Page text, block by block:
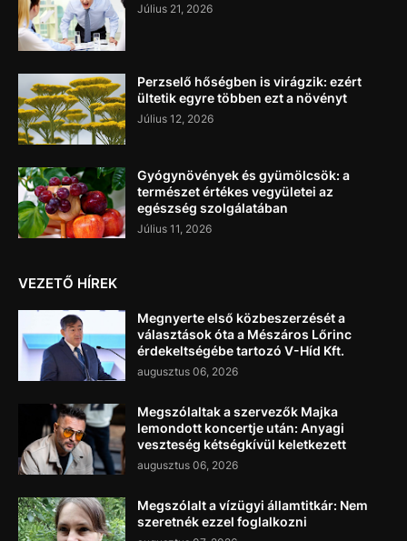
Július 21, 2026
Perzselő hőségben is virágzik: ezért
ültetik egyre többen ezt a növényt
Július 12, 2026
Gyógynövények és gyümölcsök: a
természet értékes vegyületei az
egészség szolgálatában
Július 11, 2026
VEZETŐ HÍREK
Megnyerte első közbeszerzését a
választások óta a Mészáros Lőrinc
érdekeltségébe tartozó V-Híd Kft.
augusztus 06, 2026
Megszólaltak a szervezők Majka
lemondott koncertje után: Anyagi
veszteség kétségkívül keletkezett
augusztus 06, 2026
Megszólalt a vízügyi államtitkár: Nem
szeretnék ezzel foglalkozni